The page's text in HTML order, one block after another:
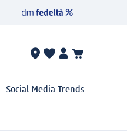
Social Media Trends